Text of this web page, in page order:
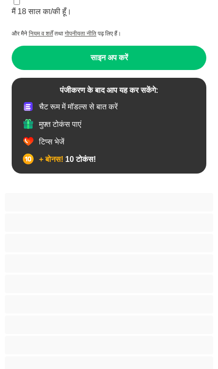
मैं 18 साल का/की हूँ।
और मैने नियम व शर्तेंतथा गोपनीयता नीति पढ़ लिए हैं।
साइन अप करें
पंजीकरण के बाद आप यह कर सकेंगे:
चैट रूम में मॉडल्स से बात करें
मुफ़्त टोकंस पाएं
टिप्स भेजें
+ बोनस! 10 टोकंस!